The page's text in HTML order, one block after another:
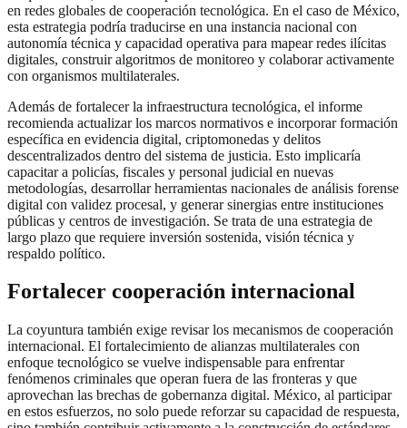
en redes globales de cooperación tecnológica. En el caso de México,
esta estrategia podría traducirse en una instancia nacional con
autonomía técnica y capacidad operativa para mapear redes ilícitas
digitales, construir algoritmos de monitoreo y colaborar activamente
con organismos multilaterales.
Además de fortalecer la infraestructura tecnológica, el informe
recomienda actualizar los marcos normativos e incorporar formación
específica en evidencia digital, criptomonedas y delitos
descentralizados dentro del sistema de justicia. Esto implicaría
capacitar a policías, fiscales y personal judicial en nuevas
metodologías, desarrollar herramientas nacionales de análisis forense
digital con validez procesal, y generar sinergias entre instituciones
públicas y centros de investigación. Se trata de una estrategia de
largo plazo que requiere inversión sostenida, visión técnica y
respaldo político.
Fortalecer cooperación internacional
La coyuntura también exige revisar los mecanismos de cooperación
internacional. El fortalecimiento de alianzas multilaterales con
enfoque tecnológico se vuelve indispensable para enfrentar
fenómenos criminales que operan fuera de las fronteras y que
aprovechan las brechas de gobernanza digital. México, al participar
en estos esfuerzos, no solo puede reforzar su capacidad de respuesta,